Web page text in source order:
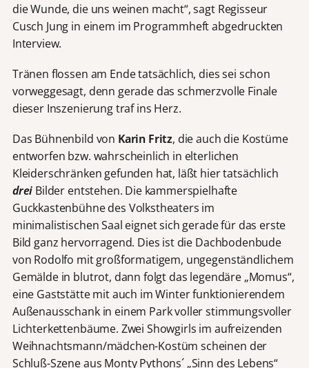
die Wunde, die uns weinen macht“, sagt Regisseur
Cusch Jung in einem im Programmheft abgedruckten
Interview.
Tränen flossen am Ende tatsächlich, dies sei schon
vorweggesagt, denn gerade das schmerzvolle Finale
dieser Inszenierung traf ins Herz.
Das Bühnenbild von Karin Fritz, die auch die Kostüme
entworfen bzw. wahrscheinlich in elterlichen
Kleiderschränken gefunden hat, läßt hier tatsächlich
drei Bilder entstehen. Die kammerspielhafte
Guckkastenbühne des Volkstheaters im
minimalistischen Saal eignet sich gerade für das erste
Bild ganz hervorragend. Dies ist die Dachbodenbude
von Rodolfo mit großformatigem, ungegenständlichem
Gemälde in blutrot, dann folgt das legendäre „Momus“,
eine Gaststätte mit auch im Winter funktionierendem
Außenausschank in einem Park voller stimmungsvoller
Lichterkettenbäume. Zwei Showgirls im aufreizenden
Weihnachtsmann/mädchen-Kostüm scheinen der
Schluß-Szene aus Monty Pythons´ „Sinn des Lebens“